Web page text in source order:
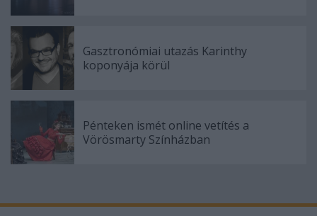
Gasztronómiai utazás Karinthy
koponyája körül
Pénteken ismét online vetítés a
Vörösmarty Színházban